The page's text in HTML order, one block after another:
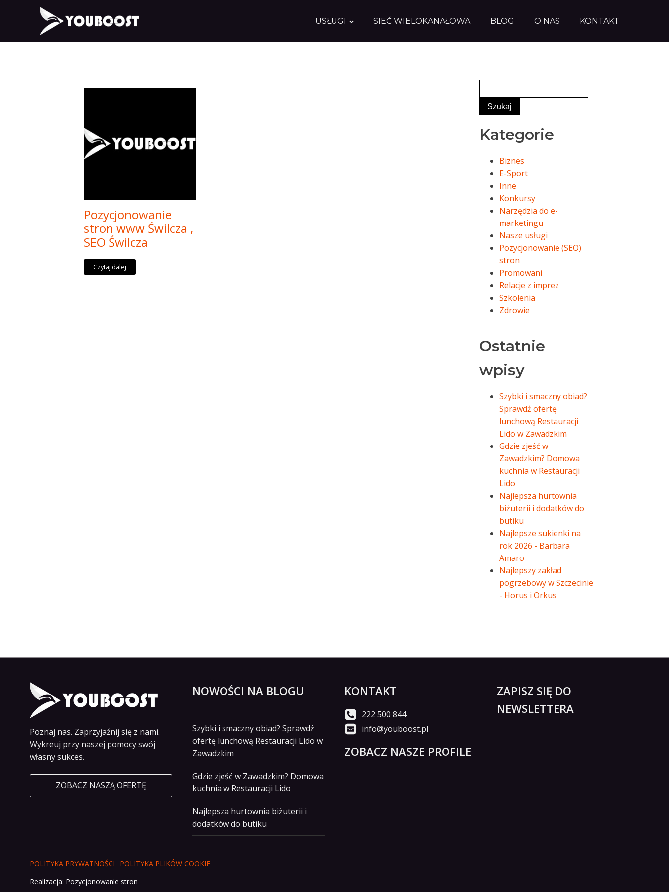
USŁUGI SIEĆ WIELOKANAŁOWA BLOG O NAS KONTAKT
Pozycjonowanie
stron www Świlcza ,
SEO Świlcza
Czytaj dalej
Kategorie
Biznes
E-Sport
Inne
Konkursy
Narzędzia do e-
marketingu
Nasze usługi
Pozycjonowanie (SEO)
stron
Promowani
Relacje z imprez
Szkolenia
Zdrowie
Ostatnie
wpisy
Szybki i smaczny obiad?
Sprawdź ofertę
lunchową Restauracji
Lido w Zawadzkim
Gdzie zjeść w
Zawadzkim? Domowa
kuchnia w Restauracji
Lido
Najlepsza hurtownia
biżuterii i dodatków do
butiku
Najlepsze sukienki na
rok 2026 - Barbara
Amaro
Najlepszy zakład
pogrzebowy w Szczecinie
- Horus i Orkus
Poznaj nas. Zaprzyjaźnij się z nami.
Wykreuj przy naszej pomocy swój
własny sukces.
ZOBACZ NASZĄ OFERTĘ
NOWOŚCI NA BLOGU
Szybki i smaczny obiad? Sprawdź
ofertę lunchową Restauracji Lido w
Zawadzkim
Gdzie zjeść w Zawadzkim? Domowa
kuchnia w Restauracji Lido
Najlepsza hurtownia biżuterii i
dodatków do butiku
KONTAKT
222 500 844
info@youboost.pl
ZOBACZ NASZE PROFILE
ZAPISZ SIĘ DO
NEWSLETTERA
POLITYKA PRYWATNOŚCI
POLITYKA PLIKÓW COOKIE
Realizacja: Pozycjonowanie stron